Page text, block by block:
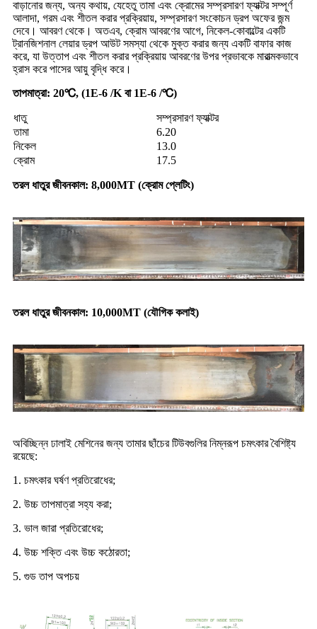
বাড়ানোর জন্য, অন্য কথায়, যেহেতু তামা এবং ক্রোমের সম্প্রসারণ ফ্যাক্টর সম্পূর্ণ
আলাদা, গরম এবং শীতল করার প্রক্রিয়ায়, সম্প্রসারণ সংকোচন ড্রপ অফের জন্ম
দেবে। আবরণ থেকে। অতএব, ক্রোম আবরণের আগে, নিকেল-কোবাল্টের একটি
ট্রানজিশনাল লেয়ার ড্রপ আউট সমস্যা থেকে মুক্ত করার জন্য একটি বাফার কাজ
করে, যা উত্তাপ এবং শীতল করার প্রক্রিয়ায় আবরণের উপর প্রভাবকে মারাত্মকভাবে
হ্রাস করে পাসের আয়ু বৃদ্ধি করে।
তাপমাত্রা: 20℃, (1E-6 /K বা 1E-6 /℃)
ধাতু
সম্প্রসারণ ফ্যাক্টর
তামা
6.20
নিকেল
13.0
ক্রোম
17.5
তরল ধাতুর জীবনকাল: 8,000MT (ক্রোম প্লেটিং)
তরল ধাতুর জীবনকাল: 10,000MT (যৌগিক কলাই)
অবিচ্ছিন্ন ঢালাই মেশিনের জন্য তামার ছাঁচের টিউবগুলির নিম্নরূপ চমৎকার বৈশিষ্ট্য
রয়েছে:
1. চমৎকার ঘর্ষণ প্রতিরোধের;
2. উচ্চ তাপমাত্রা সহ্য করা;
3. ভাল জারা প্রতিরোধের;
4. উচ্চ শক্তি এবং উচ্চ কঠোরতা;
5. গুড তাপ অপচয়